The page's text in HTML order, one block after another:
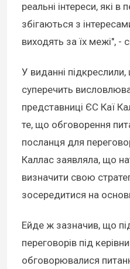
реальні інтереси, які в
збігаються з
виходять за їх межі", -
У виданні
суперечить
представниці ЄС Каї
те, що обговорення
посланця для
Каллас заявляла, що
визначити свою
зосередитися на
Ейде ж зазначив, що
переговорів під
обговорювалися